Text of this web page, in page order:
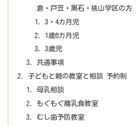
倉・戸笠・黒石・桃山学区の方
3・4カ月児
1歳6カ月児
3歳児
共通事項
子どもと親の教室と相談 予約制
母乳相談
もぐもぐ離乳食教室
むし歯予防教室